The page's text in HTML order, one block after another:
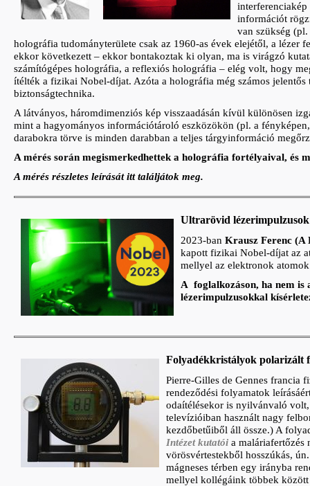
információt
van szükség
holográfia tudományterülete csak az 1960-as évek elejétől, a lézer
ekkor következett – ekkor bontakoztak ki olyan, ma is virágzó
számítógépes holográfia, a reflexiós holográfia – elég volt, hogy
ítélték a fizikai Nobel-díjat. Azóta a holográfia még számos
biztonságtechnika.
A látványos, háromdimenziós kép visszaadásán kívül különösen
mint a hagyományos információtároló eszközökön (pl. a
darabokra törve is minden darabban a teljes tárgyinformáció
A mérés során megismerkedhettek a holográfia fortélyaival, és
A mérés részletes leírását itt találjátok meg.
Ultrarövid lézerimpulzusok
2023-ban Krausz Ferenc (A
kapott fizikai Nobel-díjat az
mellyel az elektronok
A foglalkozáson, ha nem is
lézerimpulzusokkal
Folyadékkristályok polarizált
Pierre-Gilles de Gennes francia
rendeződési folyamatok
odaítélésekor is nyilvánvaló
televízióiban használt nagy
kezdőbetűiből áll össze.) A
Intézet kutatói a maláriafertőzés
vörösvértestekből hosszúkás,
mágneses térben egy irányba
mellyel kollégáink többek